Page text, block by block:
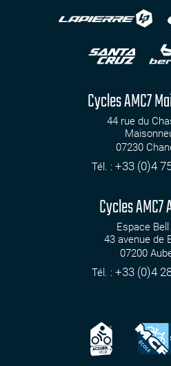
Cycles AMC7
44 rue du
07230
Tél. : +33 (0)4
Cycles AMC7
Espace
43 avenue de
07200
Tél. : +33 (0)4